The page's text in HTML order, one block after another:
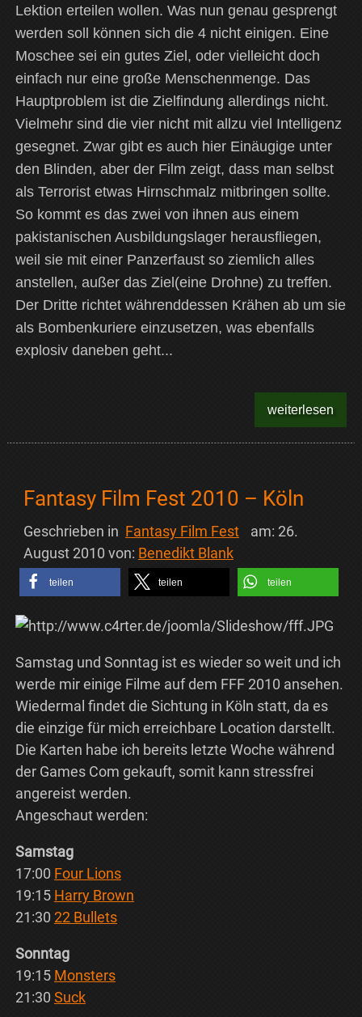
Lektion erteilen wollen. Was nun genau gesprengt
werden soll können sich die 4 nicht einigen. Eine
Moschee sei ein gutes Ziel, oder vielleicht doch
einfach nur eine große Menschenmenge. Das
Hauptproblem ist die Zielfindung allerdings nicht.
Vielmehr sind die vier nicht mit allzu viel Intelligenz
gesegnet. Zwar gibt es auch hier Einäugige unter
den Blinden, aber der Film zeigt, dass man selbst
als Terrorist etwas Hirnschmalz mitbringen sollte.
So kommt es das zwei von ihnen aus einem
pakistanischen Ausbildungslager herausfliegen,
weil sie mit einer Panzerfaust so ziemlich alles
anstellen, außer das Ziel(eine Drohne) zu treffen.
Der Dritte richtet währenddessen Krähen ab um sie
als Bombenkuriere einzusetzen, was ebenfalls
explosiv daneben geht...
weiterlesen
Fantasy Film Fest 2010 – Köln
Geschrieben in Fantasy Film Fest am: 26.
August 2010 von: Benedikt Blank
teilen teilen teilen
Samstag und Sonntag ist es wieder so weit und ich
werde mir einige Filme auf dem FFF 2010 ansehen.
Wiedermal findet die Sichtung in Köln statt, da es
die einzige für mich erreichbare Location darstellt.
Die Karten habe ich bereits letzte Woche während
der Games Com gekauft, somit kann stressfrei
angereist werden.
Angeschaut werden:
Samstag
17:00 Four Lions
19:15 Harry Brown
21:30 22 Bullets
Sonntag
19:15 Monsters
21:30 Suck